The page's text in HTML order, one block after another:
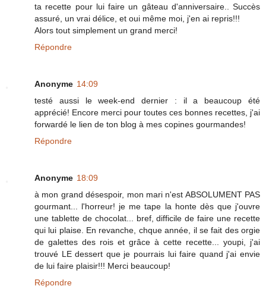
ta recette pour lui faire un gâteau d'anniversaire.. Succès
assuré, un vrai délice, et oui même moi, j'en ai repris!!!
Alors tout simplement un grand merci!
Répondre
Anonyme 14:09
testé aussi le week-end dernier : il a beaucoup été
apprécié! Encore merci pour toutes ces bonnes recettes, j'ai
forwardé le lien de ton blog à mes copines gourmandes!
Répondre
Anonyme 18:09
à mon grand désespoir, mon mari n'est ABSOLUMENT PAS
gourmant... l'horreur! je me tape la honte dès que j'ouvre
une tablette de chocolat... bref, difficile de faire une recette
qui lui plaise. En revanche, chque année, il se fait des orgie
de galettes des rois et grâce à cette recette... youpi, j'ai
trouvé LE dessert que je pourrais lui faire quand j'ai envie
de lui faire plaisir!!! Merci beaucoup!
Répondre